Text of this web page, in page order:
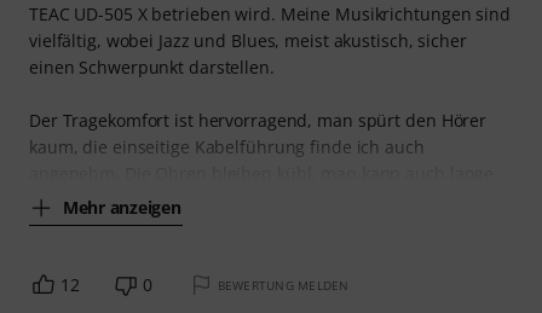
TEAC UD-505 X betrieben wird. Meine Musikrichtungen sind
vielfältig, wobei Jazz und Blues, meist akustisch, sicher
einen Schwerpunkt darstellen.
Der Tragekomfort ist hervorragend, man spürt den Hörer
kaum, die einseitige Kabelführung finde ich auch
Mehr anzeigen
12 0 BEWERTUNG MELDEN